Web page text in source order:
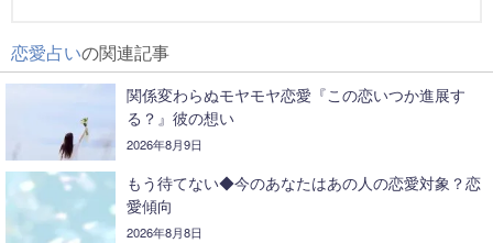
恋愛占いの関連記事
関係変わらぬモヤモヤ恋愛『この恋いつか進展す
る？』彼の想い
2026年8月9日
もう待てない◆今のあなたはあの人の恋愛対象？恋
愛傾向
2026年8月8日